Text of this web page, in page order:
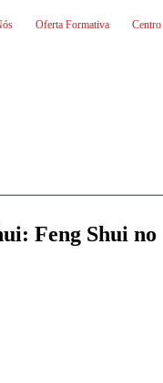
Oferta Formativa
Feng Shui